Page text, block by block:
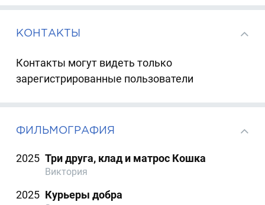
КОНТАКТЫ
Контакты могут видеть только
зарегистрированные пользователи
ФИЛЬМОГРАФИЯ
2025 Три друга, клад и матрос Кошка
Виктория
2025 Курьеры добра